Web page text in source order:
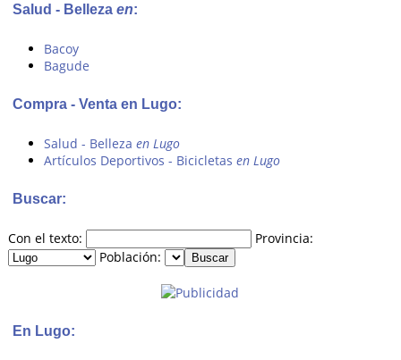
Salud - Belleza en:
Bacoy
Bagude
Compra - Venta en Lugo:
Salud - Belleza en Lugo
Artículos Deportivos - Bicicletas en Lugo
Buscar:
Con el texto:
Provincia:
Población:
En Lugo: